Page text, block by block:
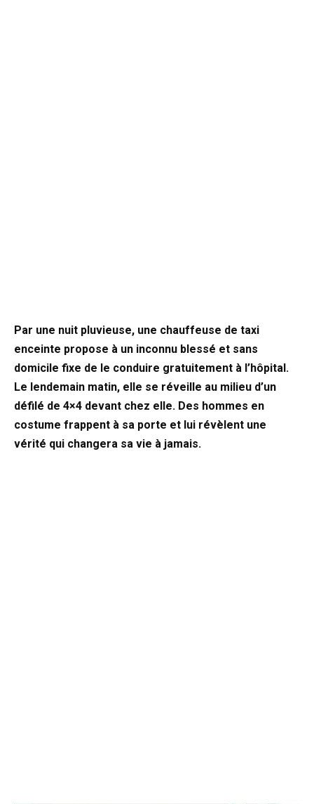
Par une nuit pluvieuse, une chauffeuse de taxi
enceinte propose à un inconnu blessé et sans
domicile fixe de le conduire gratuitement à l’hôpital.
Le lendemain matin, elle se réveille au milieu d’un
défilé de 4×4 devant chez elle. Des hommes en
costume frappent à sa porte et lui révèlent une
vérité qui changera sa vie à jamais.